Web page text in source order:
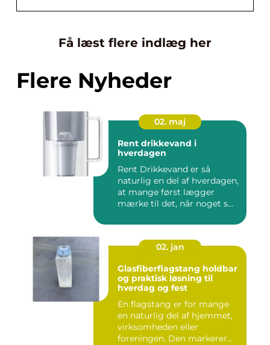
Få læst flere indlæg her
Flere Nyheder
02. maj
Rent drikkevand i
hverdagen
Rent Drikkevand er så
naturlig en del af hverdagen,
at mange først lægger
mærke til det, når noget s...
02. jan
Glasfiberflagstang holdbar
og praktisk løsning til
hverdag og fest
En flagstang er for mange
en naturlig del af hjemmet,
virksomheden eller
foreningen. Den markerer